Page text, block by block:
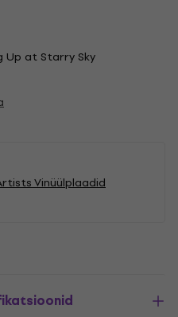
Up at Starry Sky
Vinüülplaadid